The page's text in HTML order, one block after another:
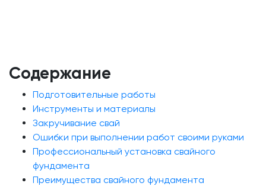
Содержание
Подготовительные работы
Инструменты и материалы
Закручивание свай
Ошибки при выполнении работ своими руками
Профессиональный установка свайного
фундамента
Преимущества свайного фундамента